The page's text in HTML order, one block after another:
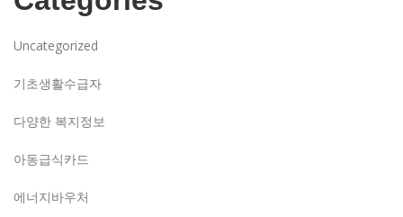
Uncategorized
기초생활수급자
다양한 복지정보
아동급식카드
에너지바우처